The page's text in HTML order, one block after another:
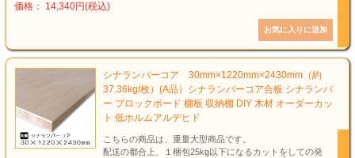
価格： 14,340円(税込)
シナランバーコア 30mm×1220mm×2430mm（約
37.36kg/枚）(A品）シナランバーコア合板 シナランバ
ー ブロックボード 棚板 収納棚 DIY 木材 オーダーカッ
ト 低ホルムアルデヒド
こちらの商品は、重量大型商品です。
配送の都合上、１梱包25kg以下になるカットをしての発